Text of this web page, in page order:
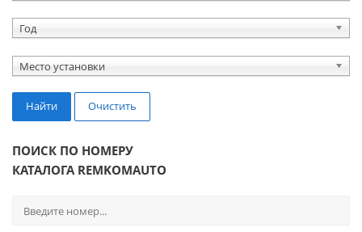
Год
Место установки
Найти Очистить
ПОИСК ПО НОМЕРУ
КАТАЛОГА REMKOMAUTO